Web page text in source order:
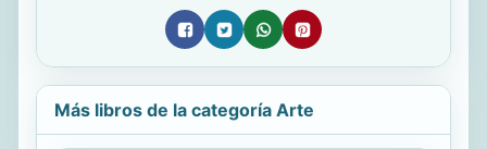
Más libros de la categoría Arte